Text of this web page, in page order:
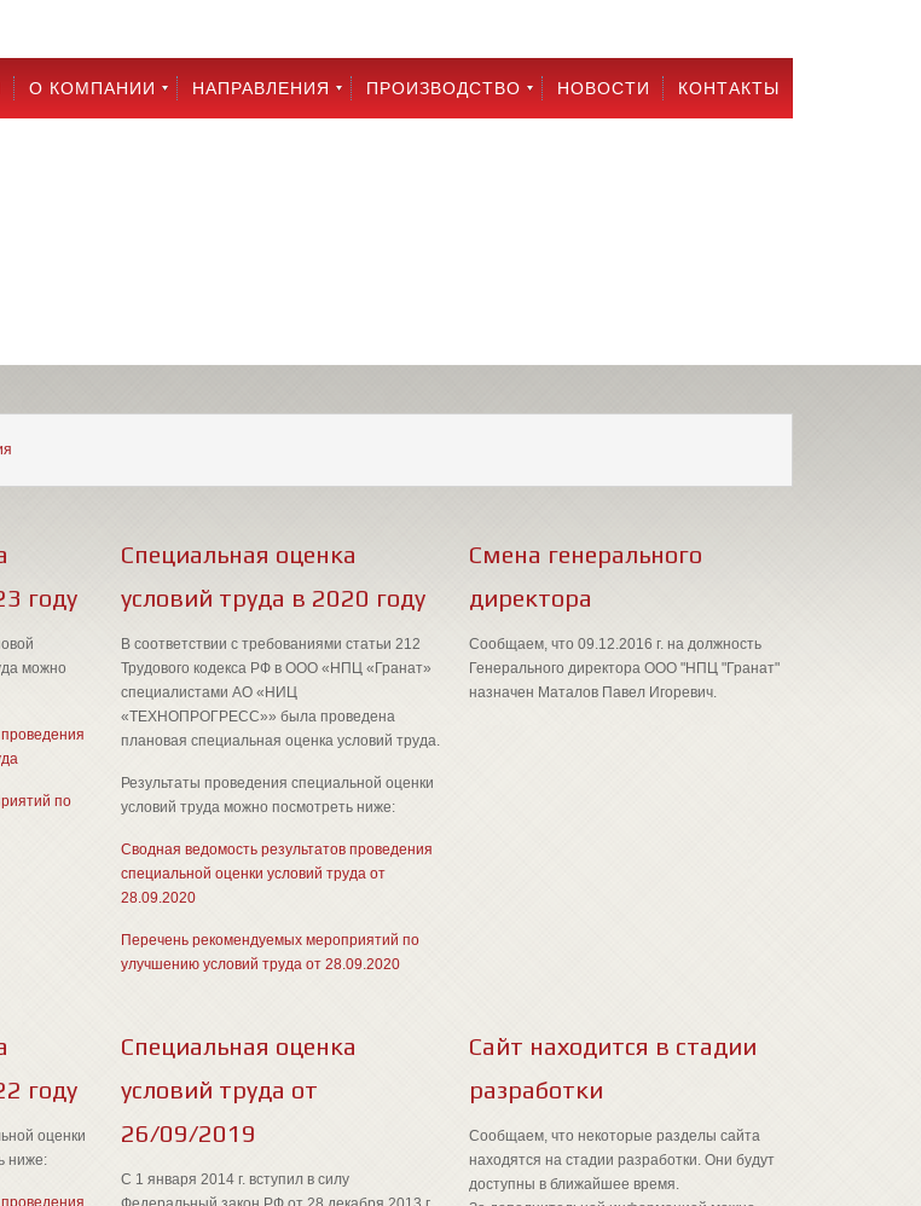
О КОМПАНИИ НАПРАВЛЕНИЯ ПРОИЗВОДСТВО НОВОСТИ КОНТАКТЫ
году
можно
по
Специальная оценка
условий труда в 2020 году
В соответствии с требованиями статьи 212
Трудового кодекса РФ в ООО «НПЦ «Гранат»
специалистами АО «НИЦ
«ТЕХНОПРОГРЕСС»» была проведена
плановая специальная оценка условий труда.
Результаты проведения специальной оценки
условий труда можно посмотреть ниже:
Сводная ведомость результатов проведения
специальной оценки условий труда от
28.09.2020
Перечень рекомендуемых мероприятий по
улучшению условий труда от 28.09.2020
Смена генерального
директора
Сообщаем, что 09.12.2016 г. на должность
Генерального директора ООО "НПЦ "Гранат"
назначен Маталов Павел Игоревич.
году
оценки
ниже:
Специальная оценка
условий труда от
26/09/2019
С 1 января 2014 г. вступил в силу
Сайт находится в стадии
разработки
Сообщаем, что некоторые разделы сайта
находятся на стадии разработки. Они будут
доступны в ближайшее время.